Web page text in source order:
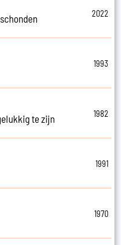
2022
1993
te zijn
1982
1991
1970